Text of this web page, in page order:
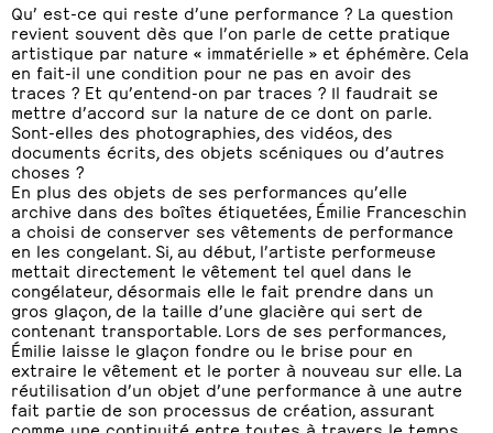
Qu’ est-ce qui reste d’une performance ? La question
revient souvent dès que l’on parle de cette pratique
artistique par nature « immatérielle » et éphémère. Cela
en fait-il une condition pour ne pas en avoir des
traces ? Et qu’entend-on par traces ? Il faudrait se
mettre d’accord sur la nature de ce dont on parle.
Sont-elles des photographies, des vidéos, des
documents écrits, des objets scéniques ou d’autres
choses ?
En plus des objets de ses performances qu’elle
archive dans des boîtes étiquetées, Émilie Franceschin
a choisi de conserver ses vêtements de performance
en les congelant. Si, au début, l’artiste performeuse
mettait directement le vêtement tel quel dans le
congélateur, désormais elle le fait prendre dans un
gros glaçon, de la taille d’une glacière qui sert de
contenant transportable. Lors de ses performances,
Émilie laisse le glaçon fondre ou le brise pour en
extraire le vêtement et le porter à nouveau sur elle. La
réutilisation d’un objet d’une performance à une autre
fait partie de son processus de création, assurant
comme une continuité entre toutes à travers le temps